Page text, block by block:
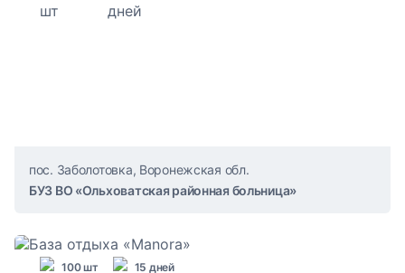
пос. Заболотовка, Воронежская обл.
БУЗ ВО «Ольховатская районная больница»
100 шт 15 дней